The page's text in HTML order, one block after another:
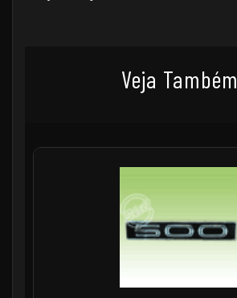
Veja Também